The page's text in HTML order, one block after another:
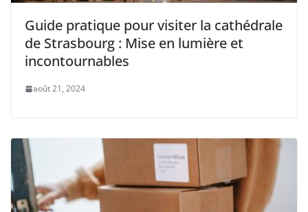
Guide pratique pour visiter la cathédrale
de Strasbourg : Mise en lumière et
incontournables
août 21, 2024